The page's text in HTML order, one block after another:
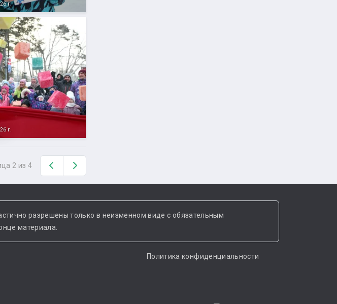
г.
г.
2 из 4 Назад
разрешены только в неизменном виде с обязательным
материала.
Политика конфиденциальности